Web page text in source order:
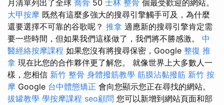
月清單列出了全球 喬骨 50 士林 整骨 個最受歡迎的網站。
大甲按摩 既然有這麼多強大的搜尋引擎觸手可及，為什麼
還要選擇不可靠的谷歌呢？ 推拿 適應新的搜尋引擎肯定需
要一些時間，但如果我們這樣做了，我們將不勝感激。 中
醫經絡按摩課程 如果您沒有將搜尋保密，Google 整復 推
拿 現在比您的合作夥伴更了解您。 就像世界上大多數人一
樣，您相信 新竹 整骨 身體撥筋教學 筋膜沾黏撥筋 新竹 按
摩 Google 台中體態矯正 會向您顯示您正在尋找的網站。
拔罐教學 學按摩課程 seo顧問 您可以新增到網站頁面和部